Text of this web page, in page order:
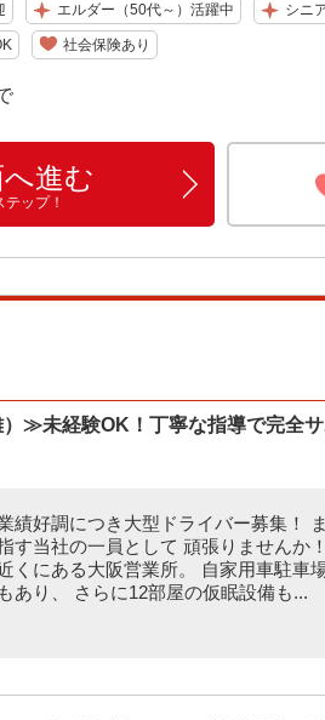
エルダー（50代～）活躍中 シニ
社会保険あり
進む
ップ！
≫未経験OK！丁寧な指導で完全
績好調につき大型ドライバー募集！
す当社の一員として 頑張りませんか
くにある大阪営業所。 自家用車駐車
もあり、 さらに12部屋の仮眠設備も...